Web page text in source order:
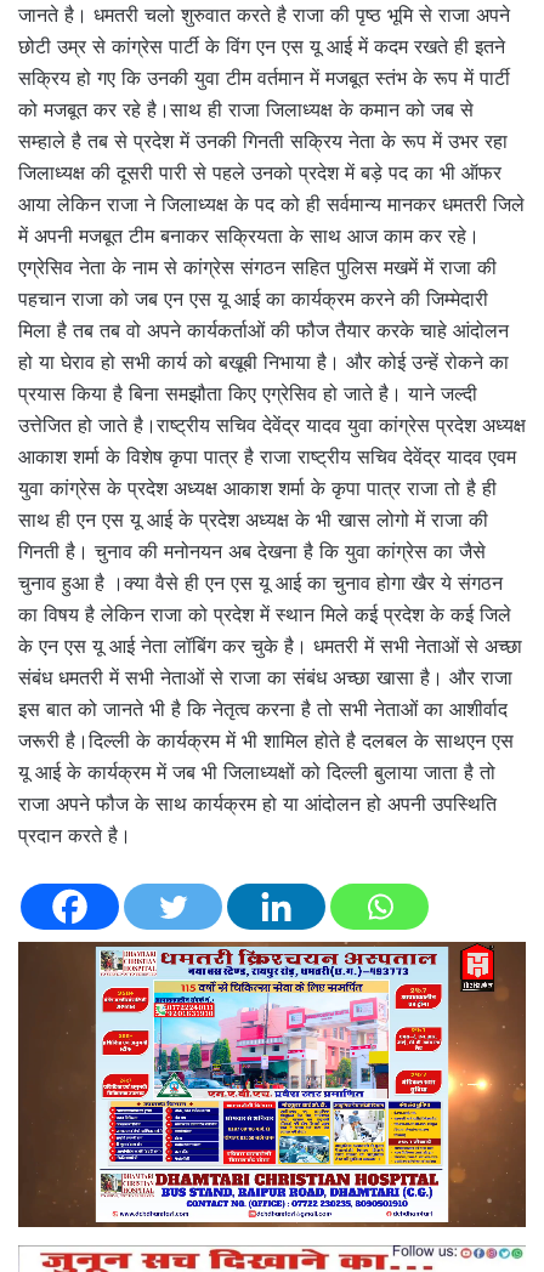
जानते है। धमतरी चलो शुरुवात करते है राजा की पृष्ठ भूमि से राजा अपने
छोटी उम्र से कांग्रेस पार्टी के विंग एन एस यू आई में कदम रखते ही इतने
सक्रिय हो गए कि उनकी युवा टीम वर्तमान में मजबूत स्तंभ के रूप में पार्टी
को मजबूत कर रहे है।साथ ही राजा जिलाध्यक्ष के कमान को जब से
सम्हाले है तब से प्रदेश में उनकी गिनती सक्रिय नेता के रूप में उभर रहा
जिलाध्यक्ष की दूसरी पारी से पहले उनको प्रदेश में बड़े पद का भी ऑफर
आया लेकिन राजा ने जिलाध्यक्ष के पद को ही सर्वमान्य मानकर धमतरी जिले
में अपनी मजबूत टीम बनाकर सक्रियता के साथ आज काम कर रहे।
एग्रेसिव नेता के नाम से कांग्रेस संगठन सहित पुलिस मखमें में राजा की
पहचान राजा को जब एन एस यू आई का कार्यक्रम करने की जिम्मेदारी
मिला है तब तब वो अपने कार्यकर्ताओं की फौज तैयार करके चाहे आंदोलन
हो या घेराव हो सभी कार्य को बखूबी निभाया है। और कोई उन्हें रोकने का
प्रयास किया है बिना समझौता किए एग्रेसिव हो जाते है। याने जल्दी
उत्तेजित हो जाते है।राष्ट्रीय सचिव देवेंद्र यादव युवा कांग्रेस प्रदेश अध्यक्ष
आकाश शर्मा के विशेष कृपा पात्र है राजा राष्ट्रीय सचिव देवेंद्र यादव एवम
युवा कांग्रेस के प्रदेश अध्यक्ष आकाश शर्मा के कृपा पात्र राजा तो है ही
साथ ही एन एस यू आई के प्रदेश अध्यक्ष के भी खास लोगो में राजा की
गिनती है। चुनाव की मनोनयन अब देखना है कि युवा कांग्रेस का जैसे
चुनाव हुआ है ।क्या वैसे ही एन एस यू आई का चुनाव होगा खैर ये संगठन
का विषय है लेकिन राजा को प्रदेश में स्थान मिले कई प्रदेश के कई जिले
के एन एस यू आई नेता लॉबिंग कर चुके है। धमतरी में सभी नेताओं से अच्छा
संबंध धमतरी में सभी नेताओं से राजा का संबंध अच्छा खासा है। और राजा
इस बात को जानते भी है कि नेतृत्व करना है तो सभी नेताओं का आशीर्वाद
जरूरी है।दिल्ली के कार्यक्रम में भी शामिल होते है दलबल के साथएन एस
यू आई के कार्यक्रम में जब भी जिलाध्यक्षों को दिल्ली बुलाया जाता है तो
राजा अपने फौज के साथ कार्यक्रम हो या आंदोलन हो अपनी उपस्थिति
प्रदान करते है।